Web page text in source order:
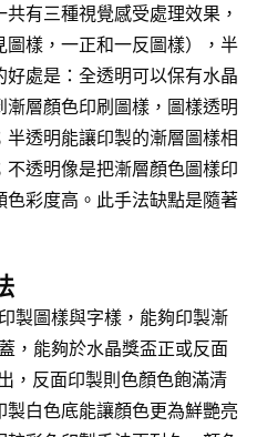
有三種視覺感受處理效果，
樣，一正和一反圖樣），半
處是：全透明可以保有水晶
層顏色印刷圖樣，圖樣透明
透明能讓印製的漸層圖樣相
透明像是把漸層顏色圖樣印
彩度高。此手法缺點是隨著
製圖樣與字樣，能夠印製漸
，能夠於水晶獎盃正或反面
，反面印製則色顏色飽滿清
白色底能讓顏色更為鮮艷亮